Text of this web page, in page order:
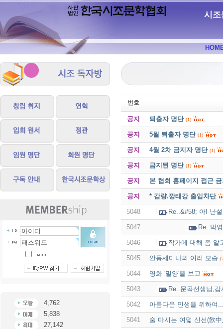
시조
4,762
5,838
27,142
번호
공지 퇴출자 명단 (1)
공지 5월 퇴출자 명단 (1)
공지 4월 2차 금지자 명단 (1)
공지 금지된 명단 (1)
공지 본 협회 홈페이지 접근
공지 * 감량.깡태강 출입차단
5048 Re..&#58; 아! 난
5047 Re..박
5046 작가에 대해 좀 알
5045 안동세미나의 여러 모습
5044 영화 '밀양'을 보고
5043 Re..문곡선생님,감
5042 아름다운 인생을 위하여
5041 술 마시는 여덟 신선(飮